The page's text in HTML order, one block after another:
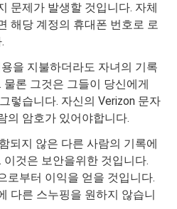
문제가 발생할 것입니다. 자체
해당 계정의 휴대폰 번호로 로
을 지불하더라도 자녀의 기록
론 그것은 그들이 당신에게
렇습니다. 자신의 Verizon 문자
의 암호가 있어야합니다.
되지 않은 다른 사람의 기록에
것은 보안을위한 것입니다.
로부터 이익을 얻을 것입니다.
다른 스누핑을 원하지 않습니